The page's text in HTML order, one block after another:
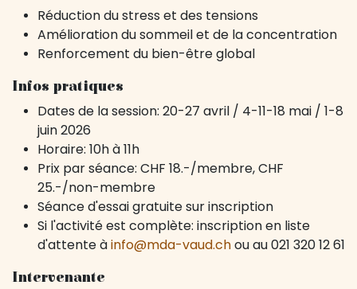
Réduction du stress et des tensions
Amélioration du sommeil et de la concentration
Renforcement du bien-être global
Infos pratiques
Dates de la session: 20-27 avril / 4-11-18 mai / 1-8
juin 2026
Horaire: 10h à 11h
Prix par séance: CHF 18.-/membre, CHF
25.-/non-membre
Séance d'essai gratuite sur inscription
Si l'activité est complète: inscription en liste
d'attente àinfo@mda-vaud.chou au 021 320 12 61
Intervenante